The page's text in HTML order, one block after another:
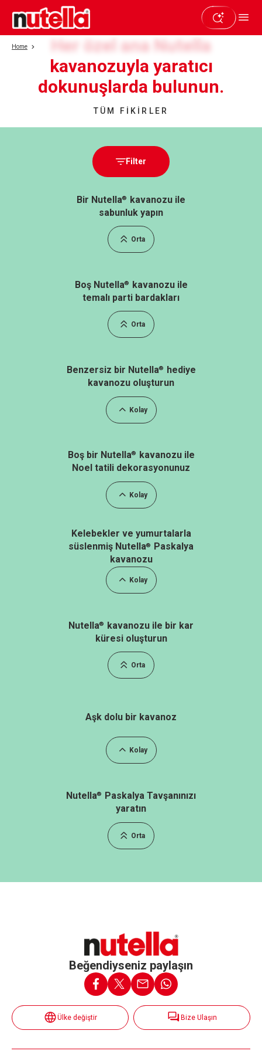
Home
Her özel ana Nutella
kavanozuyla yaratıcı
dokunuşlarda bulunun.
TÜM FİKİRLER
Filter
Bir Nutella®
kavanozu ile
sabunluk yapın
Orta
Boş Nutella®
kavanozu ile
temalı parti bardakları
Orta
Benzersiz bir Nutella®
hediye
kavanozu oluşturun
Kolay
Boş bir Nutella®
kavanozu ile
Noel tatili dekorasyonunuz
Kolay
Kelebekler ve yumurtalarla
süslenmiş Nutella®
Paskalya
kavanozu
Kolay
Nutella®
kavanozu ile bir kar
küresi oluşturun
Orta
Aşk dolu bir kavanoz
Kolay
Nutella®
Paskalya Tavşanınızı
yaratın
Orta
Beğendiyseniz paylaşın
Ülke değiştir Bize Ulaşın